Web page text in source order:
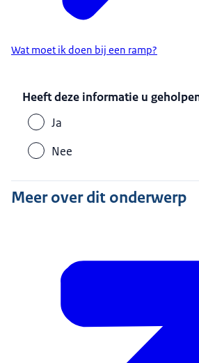
Wat moet ik doen bij een ramp?
Heeft deze informatie u
Ja
Nee
Meer over dit onderwerp